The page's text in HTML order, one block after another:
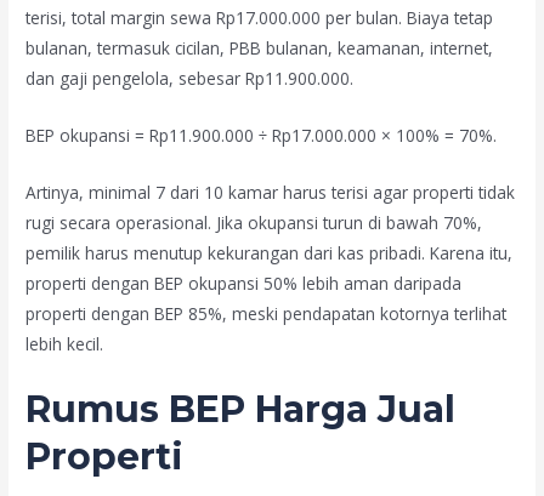
terisi, total margin sewa Rp17.000.000 per bulan. Biaya tetap
bulanan, termasuk cicilan, PBB bulanan, keamanan, internet,
dan gaji pengelola, sebesar Rp11.900.000.
BEP okupansi = Rp11.900.000 ÷ Rp17.000.000 × 100% = 70%.
Artinya, minimal 7 dari 10 kamar harus terisi agar properti tidak
rugi secara operasional. Jika okupansi turun di bawah 70%,
pemilik harus menutup kekurangan dari kas pribadi. Karena itu,
properti dengan BEP okupansi 50% lebih aman daripada
properti dengan BEP 85%, meski pendapatan kotornya terlihat
lebih kecil.
Rumus BEP Harga Jual
Properti